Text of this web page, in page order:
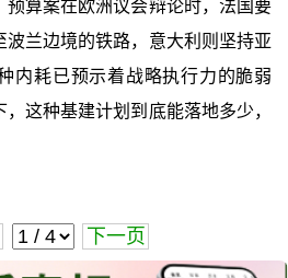
预算案在欧洲议会辩论时，法国要
兰边境的铁路，意大利则坚持亚
内耗已预示着战略执行力的脆弱
这种基建计划到底能落地多少，
下一页